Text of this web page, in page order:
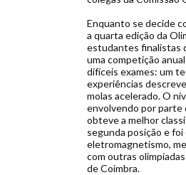
Enquanto se decide
a quarta edição da
estudantes finalistas
uma competição
difíceis exames: um
experiências
molas acelerado. O
envolvendo por parte
obteve a melhor
segunda posição e
eletromagnetismo,
com outras
de Coimbra.